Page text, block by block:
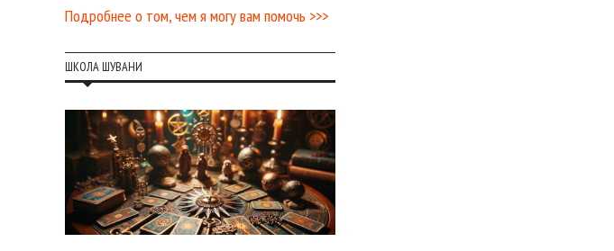
Подробнее о том, чем я могу вам помочь >>>
ШКОЛА ШУВАНИ